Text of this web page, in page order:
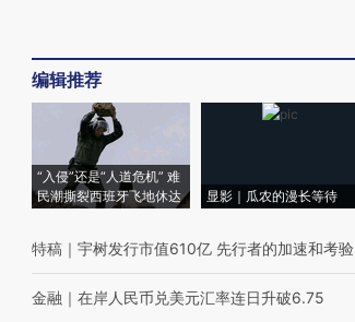
编辑推荐
“入侵”还是“人道危机” 难
民潮撕裂西班牙飞地休达
显影｜瓜农的漫长等待
特稿 ｜ 宇树发行市值610亿 先行者的加速和考验
金融 ｜ 在岸人民币兑美元汇率连日升破6.75